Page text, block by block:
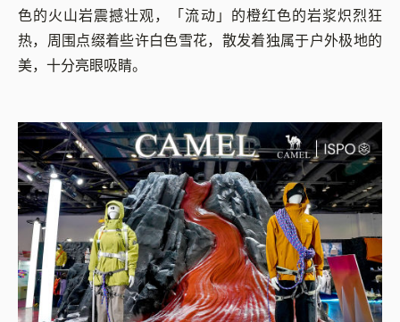
色的火山岩震撼壮观，「流动」的橙红色的岩浆炽烈狂
热，周围点缀着些许白色雪花，散发着独属于户外极地的
美，十分亮眼吸睛。